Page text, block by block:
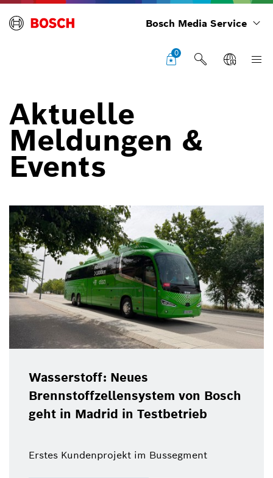
Bosch Media Service
0
Aktuelle
Meldungen &
Events
Wasserstoff: Neues
Brennstoffzellensystem von Bosch
geht in Madrid in Testbetrieb
Erstes Kundenprojekt im Bussegment